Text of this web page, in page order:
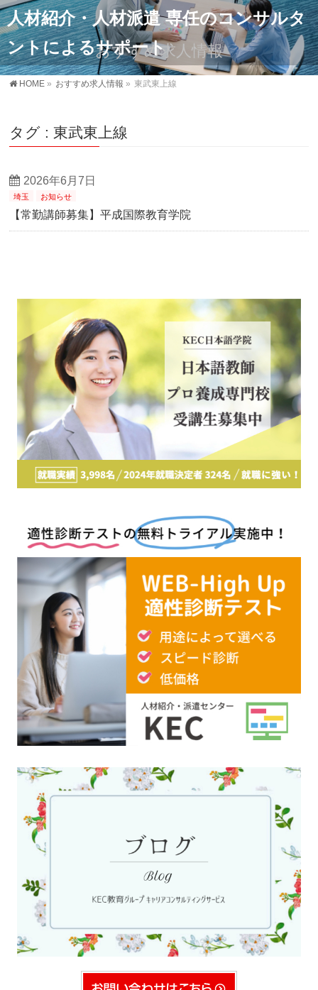
人材紹介・人材派遣 専任のコンサルタ
ントによるサポート
おすすめ求人情報
HOME » おすすめ求人情報 » 東武東上線
タグ : 東武東上線
2026年6月7日
埼玉 お知らせ
【常勤講師募集】平成国際教育学院